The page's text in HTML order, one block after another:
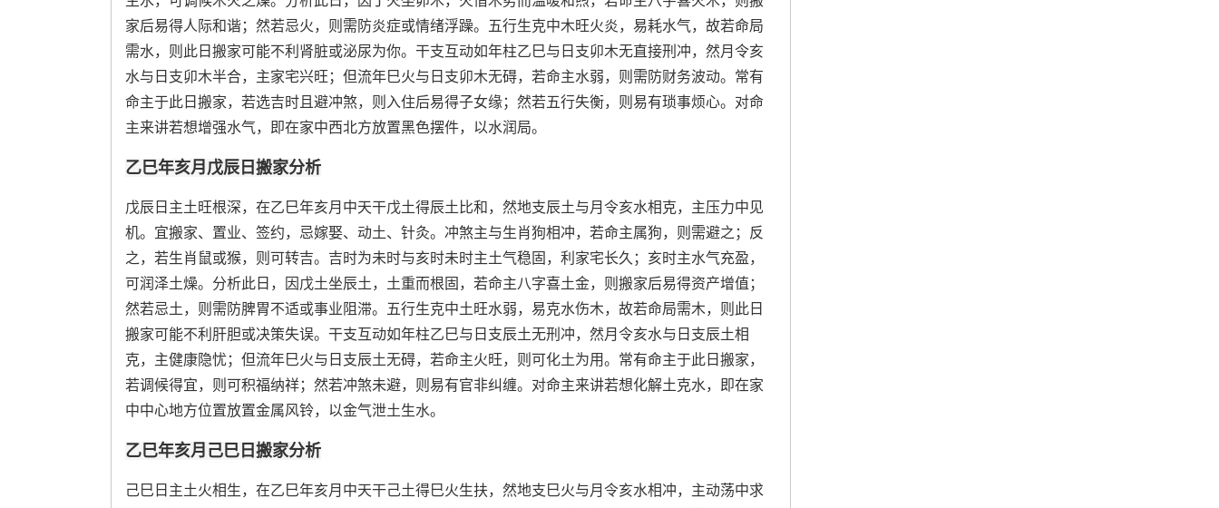
家后易得人际和谐；然若忌火，则需防炎症或情绪浮躁。五行生克中木旺火炎，易耗水气，故若命局
需水，则此日搬家可能不利肾脏或泌尿为你。干支互动如年柱乙巳与日支卯木无直接刑冲，然月令亥
水与日支卯木半合，主家宅兴旺；但流年巳火与日支卯木无碍，若命主水弱，则需防财务波动。常有
命主于此日搬家，若选吉时且避冲煞，则入住后易得子女缘；然若五行失衡，则易有琐事烦心。对命
主来讲若想增强水气，即在家中西北方放置黑色摆件，以水润局。
乙巳年亥月戊辰日搬家分析
戊辰日主土旺根深，在乙巳年亥月中天干戊土得辰土比和，然地支辰土与月令亥水相克，主压力中见
机。宜搬家、置业、签约，忌嫁娶、动土、针灸。冲煞主与生肖狗相冲，若命主属狗，则需避之；反
之，若生肖鼠或猴，则可转吉。吉时为未时与亥时未时主土气稳固，利家宅长久；亥时主水气充盈，
可润泽土燥。分析此日，因戊土坐辰土，土重而根固，若命主八字喜土金，则搬家后易得资产增值；
然若忌土，则需防脾胃不适或事业阻滞。五行生克中土旺水弱，易克水伤木，故若命局需木，则此日
搬家可能不利肝胆或决策失误。干支互动如年柱乙巳与日支辰土无刑冲，然月令亥水与日支辰土相
克，主健康隐忧；但流年巳火与日支辰土无碍，若命主火旺，则可化土为用。常有命主于此日搬家，
若调候得宜，则可积福纳祥；然若冲煞未避，则易有官非纠缠。对命主来讲若想化解土克水，即在家
中中心地方位置放置金属风铃，以金气泄土生水。
乙巳年亥月己巳日搬家分析
己巳日主土火相生，在乙巳年亥月中天干己土得巳火生扶，然地支巳火与月令亥水相冲，主动荡中求